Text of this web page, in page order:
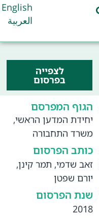
English
العربية
לצפייה
בפרסום
הגוף המפרסם
יחידת המדען הראשי,
משרד התחבורה
כותב הפרסום
זאב שדמי, תמר קינן,
יורם שפטן
שנת הפרסום
2018